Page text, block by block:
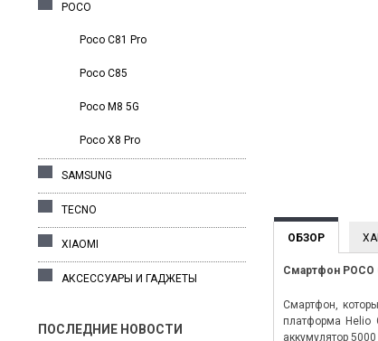
POCO
Poco C81 Pro
Poco C85
Poco M8 5G
Poco X8 Pro
SAMSUNG
TECNO
XIAOMI
АКСЕССУАРЫ И ГАДЖЕТЫ
ПОСЛЕДНИЕ НОВОСТИ
ОБЗОР
Смартфон POCO
Смартфон,
платформа Helio
аккумулятор